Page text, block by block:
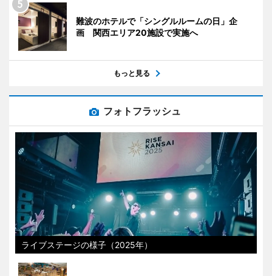
難波のホテルで「シングルルームの日」企
画 関西エリア20施設で実施へ
もっと見る
フォトフラッシュ
ライブステージの様子（2025年）